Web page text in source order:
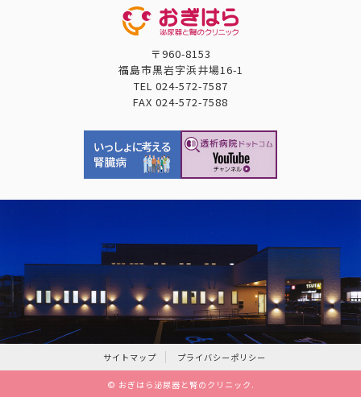
〒960-8153
福島市黒岩字浜井場16-1
TEL 024-572-7587
FAX 024-572-7588
サイトマップ プライバシーポリシー
© おぎはら泌尿器と腎のクリニック .